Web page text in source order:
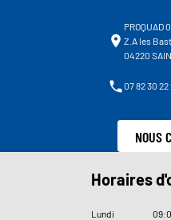
PROQUAD
Z.A les
04220
07 82 30 22
NOUS
Horaires
Lundi 09: